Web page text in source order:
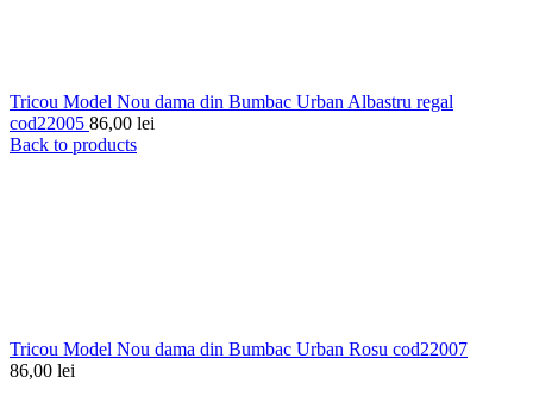
Tricou Model Nou dama din Bumbac Urban Albastru regal
cod22005 86,00 lei
Back to products
Tricou Model Nou dama din Bumbac Urban Rosu cod22007
86,00 lei